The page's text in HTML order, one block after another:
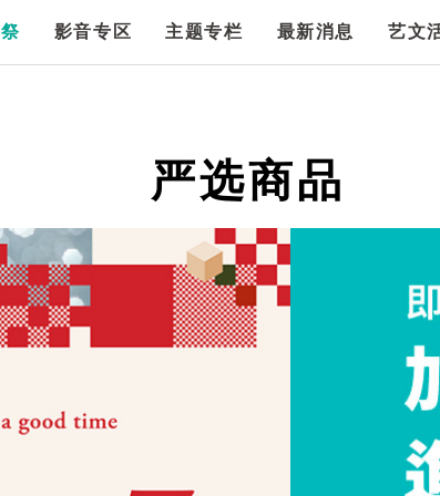
影音专区 主题专栏 最新消息 艺文
严选商品